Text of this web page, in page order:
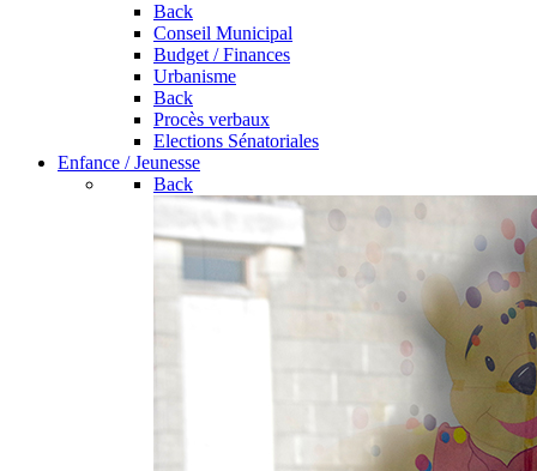
Back
Conseil Municipal
Budget / Finances
Urbanisme
Back
Procès verbaux
Elections Sénatoriales
Enfance / Jeunesse
Back